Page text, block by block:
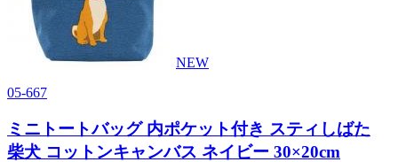
NEW
05-667
ミニトートバッグ 内ポケット付き スティしばた
柴犬 コットンキャンバス ネイビー 30×20cm